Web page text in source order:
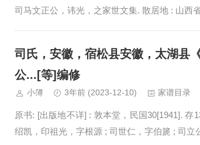
司马文正公，讳光，之家世文集. 散居地 : 山西
司氏，安徽，宿松县安徽，太湖县
公...[等]编修
小簿 3年前 (2023-12-10) 家谱目录
原书: [出版地不详] : 敦本堂，民国30[1941].
绍凯，印祖光，字根源 ; 司世仁，字伯篪 ; 司